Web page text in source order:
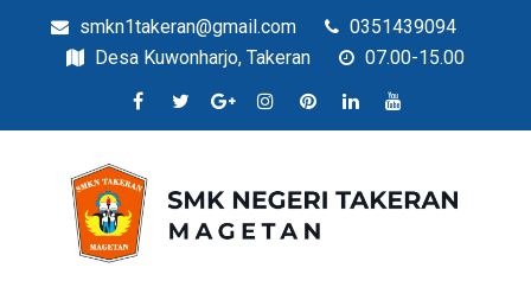
smkn1takeran@gmail.com
0351439094
Desa Kuwonharjo, Takeran
07.00-15.00